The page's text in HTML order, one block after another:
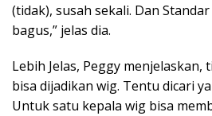
(tidak), susah sekali. Dan
bagus,” jelas dia.
Lebih Jelas, Peggy menjelaskan,
bisa dijadikan wig. Tentu dicari
Untuk satu kepala wig bisa